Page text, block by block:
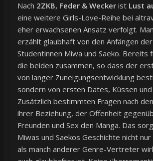
Nach 2ZKB, Feder & Weckerist Lust
eine weitere Girls-Love-Reihe bei
eher erwachsenen Ansatz verfolgt.
erzählt glaubhaft von den Anfängen
Studentinnen Miwa und Saeko. Bereits
die beiden zusammen, so dass der
von langer Zuneigungsentwicklung
sondern von ersten Dates, Küssen
Zusätzlich bestimmten Fragen nach
ihrer Beziehung, der Offenheit
Freunden und Sex den Manga. Das
Miwas und Saekos Geschichte nicht
als manch anderer Genre-Vertreter